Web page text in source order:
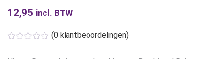
12,95 incl. BTW
(0 klantbeoordelingen)